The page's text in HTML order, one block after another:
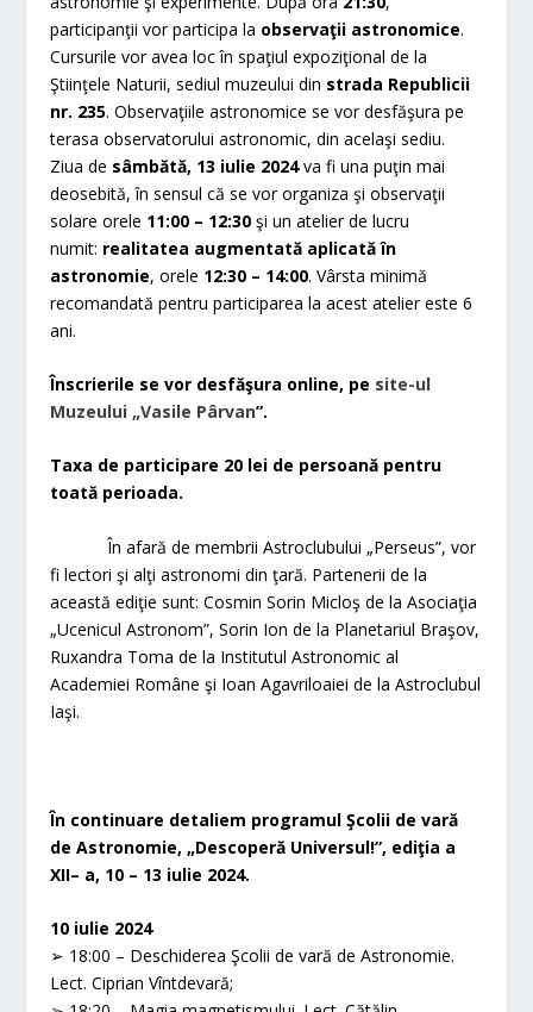
participanţii vor participa la observaţii astronomice.
Cursurile vor avea loc în spaţiul expoziţional de la
Ştiinţele Naturii, sediul muzeului din strada Republicii
nr. 235. Observaţiile astronomice se vor desfăşura pe
terasa observatorului astronomic, din acelaşi sediu.
Ziua de sâmbătă, 13 iulie 2024va fi una puţin mai
deosebită, în sensul că se vor organiza şi observaţii
solare orele 11:00 – 12:30 şi un atelier de lucru
numit: realitatea augmentată aplicată în
astronomie, orele 12:30 – 14:00. Vârsta minimă
recomandată pentru participarea la acest atelier este 6
ani.
Înscrierile se vor desfăşura online, pe site-ul
Muzeului „Vasile Pârvan”.
Taxa de participare 20 lei de persoană pentru
toată perioada.
În afară de membrii Astroclubului „Perseus”, vor
fi lectori şi alţi astronomi din ţară. Partenerii de la
această ediţie sunt: Cosmin Sorin Micloş de la Asociaţia
„Ucenicul Astronom”, Sorin Ion de la Planetariul Braşov,
Ruxandra Toma de la Institutul Astronomic al
Academiei Române şi Ioan Agavriloaiei de la Astroclubul
Iaşi.
În continuare detaliem programul Şcolii de vară
de Astronomie, „Descoperă Universul!”, ediţia a
XII– a, 10 – 13 iulie 2024.
10 iulie 2024
➢ 18:00 – Deschiderea Şcolii de vară de Astronomie.
Lect. Ciprian Vîntdevară;